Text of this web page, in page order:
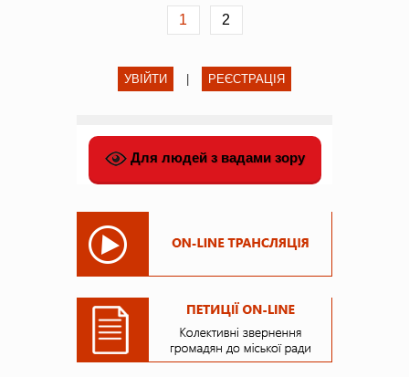
1 2
УВІЙТИ РЕЄСТРАЦІЯ
Для людей з вадами зору